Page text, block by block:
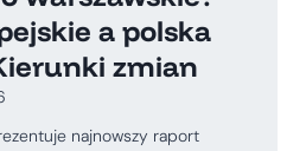
a polska
zmian
najnowszy raport